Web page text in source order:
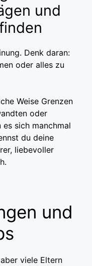
und
Denk daran:
oder alles zu
Weise Grenzen
oder
es sich manchmal
du deine
liebevoller
und
viele Eltern